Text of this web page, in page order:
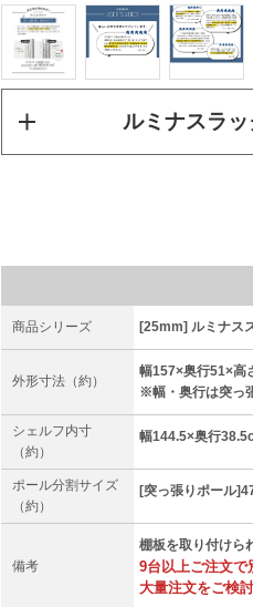
ルミナスラ
商品シリーズ [25mm] ルミナス
外形寸法（約）
幅157×奥行51×高
※幅・奥行は突っ
シェルフ内寸
（約）
幅144.5×奥行
ポール分割サイズ
（約）
[突っ張りポール
備考
棚板を取り付けら
9台以上ご注文で
大量注文をご検